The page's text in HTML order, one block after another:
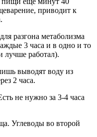
приводит к
разгона метаболизма
3 часа и в одно и то
лучше работал).
выводят воду из
2 часа.
не нужно за 3-4 часа
Углеводы во второй